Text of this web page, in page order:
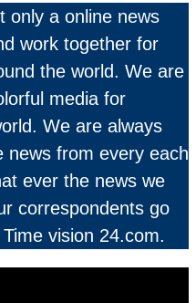
only a online news
work together for
the world. We are
media for
We are always
news from every each
ever the news we
correspondents go
vision 24.com.